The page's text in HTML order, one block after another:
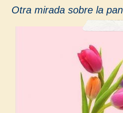
Otra mirada sobre la